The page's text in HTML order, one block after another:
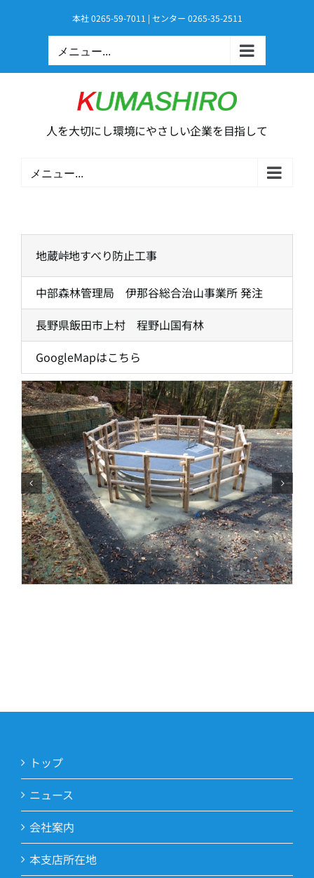
本社 0265-59-7011 | センター 0265-35-2511
メニュー...
人を大切にし環境にやさしい企業を目指して
メニュー...
地蔵峠地すべり防止工事
中部森林管理局 伊那谷総合治山事業所 発注
長野県飯田市上村 程野山国有林
GoogleMapはこちら
トップ
ニュース
会社案内
本支店所在地